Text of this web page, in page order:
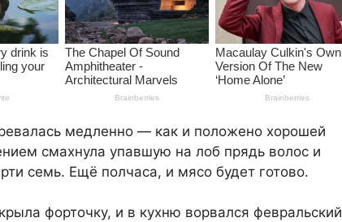
медленно — как и положено хорошей
смахнула упавшую на лоб прядь волос и
семь. Ещё полчаса, и мясо будет готово.
форточку, и в кухню ворвался февральский